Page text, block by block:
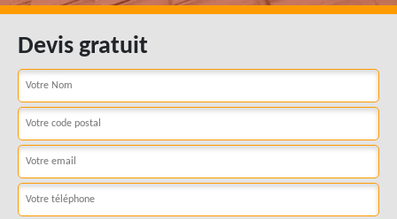
Devis gratuit